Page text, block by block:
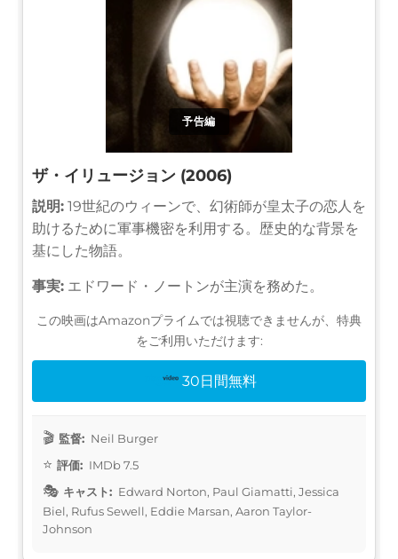
予告編
ザ・イリュージョン (2006)
説明: 19世紀のウィーンで、幻術師が皇太子の恋人を
助けるために軍事機密を利用する。歴史的な背景を
基にした物語。
事実: エドワード・ノートンが主演を務めた。
この映画はAmazonプライムでは視聴できませんが、特典
をご利用いただけます:
30日間無料
監督: Neil Burger
評価: IMDb 7.5
キャスト: Edward Norton, Paul Giamatti, Jessica
Biel, Rufus Sewell, Eddie Marsan, Aaron Taylor-
Johnson